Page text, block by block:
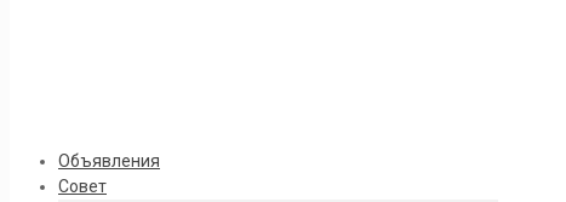
Объявления
Совет